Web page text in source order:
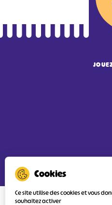
RÉSERVER MES
Ce site utilise des cookies et vous
souhaitez activer